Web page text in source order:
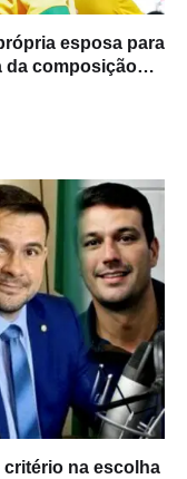
esposa para
da composição
na escolha